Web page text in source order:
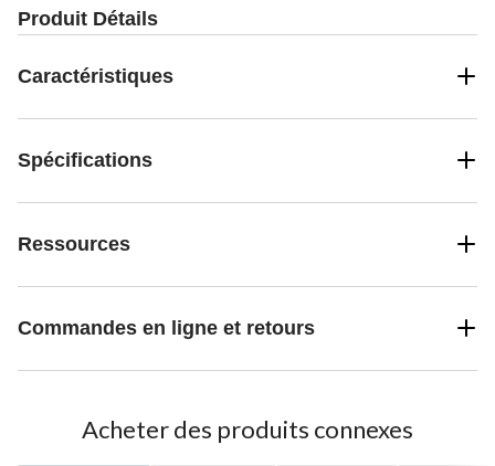
Produit Détails
Caractéristiques
Spécifications
Ressources
Commandes en ligne et retours
Acheter des produits connexes